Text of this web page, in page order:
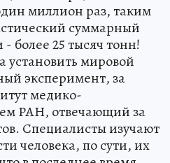
миллион раз, таким
суммарный
более 25 тысяч тонн!
установить мировой
эксперимент, за
медико-
РАН, отвечающий за
Специалисты изучают
человека, по сути, их